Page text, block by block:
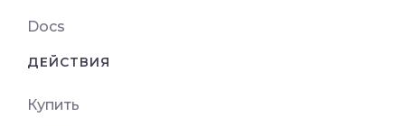
Docs
ДЕЙСТВИЯ
Купить